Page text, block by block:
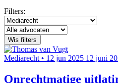
Filters:
Wis filters
Mediarecht • 12 jun 2025 12 juni
Onrechtmatige